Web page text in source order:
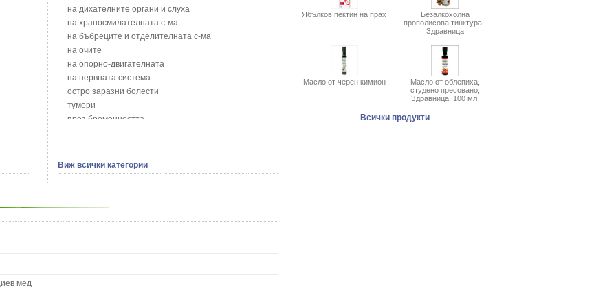
Блатен тъжник - Spirea ulmaria L.
Блян
Бобови шушулки - Phaseolus Vulgaris L.
Божур - Paeonia Decora
Борови връхчета - Pinus sylvestris
Босилек - Ocimum Basillicum
Брей - Tamus Communis
Брош - Rubia tinctorum L.
Бръшлян - Hedera helix L.
Бял имел - Viscum album L.
Бял оман - Inula Helenium L.
Бяла върба - Salix Аlba
на дихателните органи и слуха
на храносмилателната с-ма
на бъбреците и отделителната с-ма
на очите
на опорно-двигателната
на нервната система
остро заразни болести
тумори
през бременността
сексуални проблеми
на половите органи
Виж всички категории
мед
Ябълков пектин на прах
Безалкохолна
прополисова тинктура -
Здравница
Масло от черен кимион
Масло от облепиха,
студено пресовано,
Здравница, 100 мл.
Всички продукти